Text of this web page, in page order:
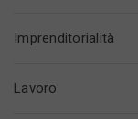
Imprenditorialità
Lavoro